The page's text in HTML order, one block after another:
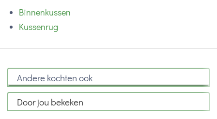
Binnenkussen
Kussenrug
Andere kochten ook
Door jou bekeken